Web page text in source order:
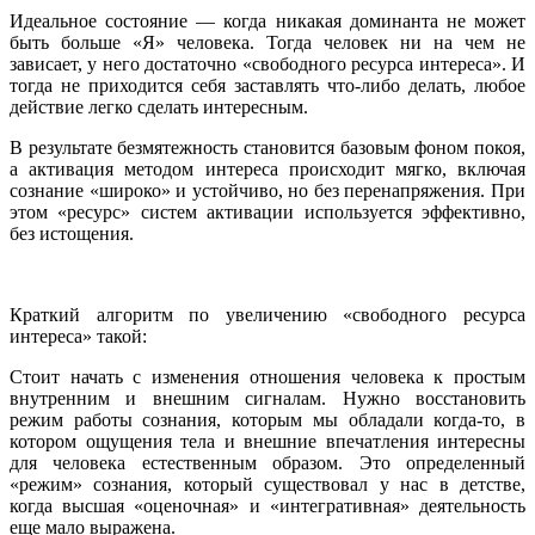
Идеальное состояние — когда никакая доминанта не может
быть больше «Я» человека. Тогда человек ни на чем не
зависает, у него достаточно «свободного ресурса интереса». И
тогда не приходится себя заставлять что-либо делать, любое
действие легко сделать интересным.
В результате безмятежность становится базовым фоном покоя,
а активация методом интереса происходит мягко, включая
сознание «широко» и устойчиво, но без перенапряжения. При
этом «ресурс» систем активации используется эффективно,
без истощения.
Краткий алгоритм по увеличению «свободного ресурса
интереса» такой:
Стоит начать с изменения отношения человека к простым
внутренним и внешним сигналам. Нужно восстановить
режим работы сознания, которым мы обладали когда-то, в
котором ощущения тела и внешние впечатления интересны
для человека естественным образом. Это определенный
«режим» сознания, который существовал у нас в детстве,
когда высшая «оценочная» и «интегративная» деятельность
еще мало выражена.